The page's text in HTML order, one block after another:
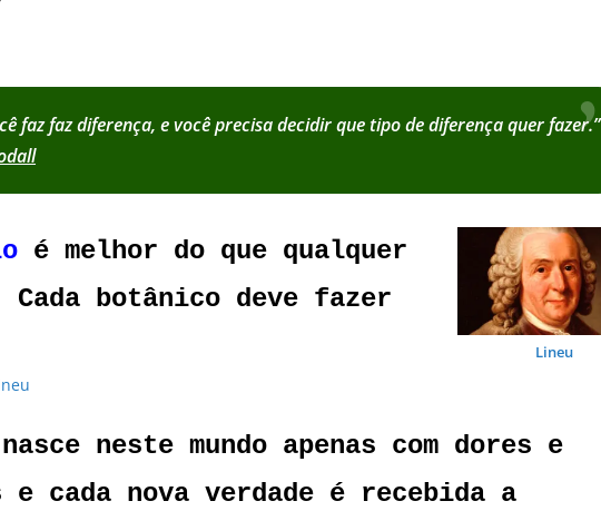
faz faz diferença, e você precisa decidir que tipo de diferença quer fazer.”
Lineu
é melhor do que qualquer
botânico deve fazer
neste mundo apenas com dores e
cada nova verdade é recebida a